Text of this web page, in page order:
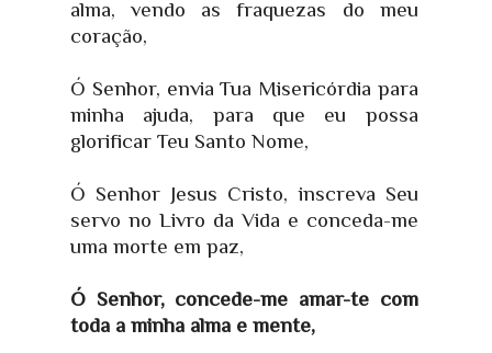
alma, vendo as fraquezas do meu
coração,
Ó Senhor, envia Tua Misericórdia para
minha ajuda, para que eu possa
glorificar Teu Santo Nome,
Ó Senhor Jesus Cristo, inscreva Seu
servo no Livro da Vida e conceda-me
uma morte em paz,
Ó Senhor, concede-me amar-te com
toda a minha alma e mente,